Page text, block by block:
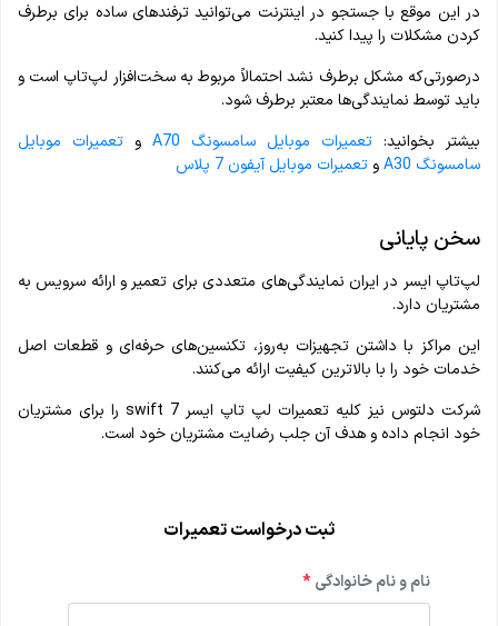
در این موقع با جستجو در اینترنت می‌توانید ترفندهای ساده برای برطرف
کردن مشکلات را پیدا کنید.
درصورتی‌که مشکل برطرف نشد احتمالاً مربوط به سخت‌افزار لپ‌تاپ است و
باید توسط نمایندگی‌ها معتبر برطرف شود.
بیشتر بخوانید: تعمیرات موبایل سامسونگ A70 و تعمیرات موبایل
سامسونگ A30
وتعمیرات موبایل آیفون 7 پلاس
سخن پایانی
لپ‌تاپ ایسر در ایران نمایندگی‌های متعددی برای تعمیر و ارائه سرویس به
مشتریان دارد.
این مراکز با داشتن تجهیزات به‌روز، تکنسین‌های حرفه‌ای و قطعات اصل
خدمات خود را با بالاترین کیفیت ارائه می‌کنند.
شرکت دلتوس نیز کلیه تعمیرات لپ تاپ ایسر swift 7 را برای مشتریان
خود انجام داده و هدف آن جلب رضایت مشتریان خود است.
ثبت درخواست تعمیرات
نام و نام خانوادگی *